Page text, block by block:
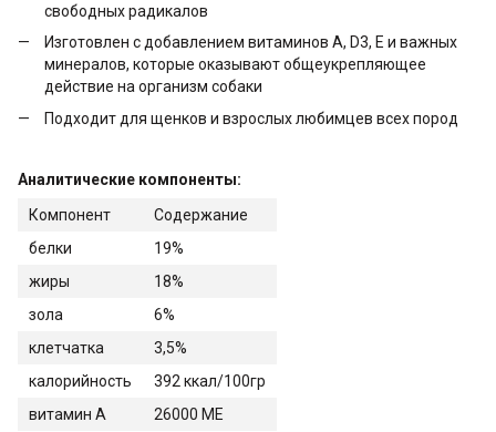
свободных радикалов
Изготовлен с добавлением витаминов А, D3, Е и важных
минералов, которые оказывают общеукрепляющее
действие на организм собаки
Подходит для щенков и взрослых любимцев всех пород
Аналитические компоненты:
Компонент
Содержание
белки
19%
жиры
18%
зола
6%
клетчатка
3,5%
калорийность
392 ккал/100гр
витамин А
26000 МЕ